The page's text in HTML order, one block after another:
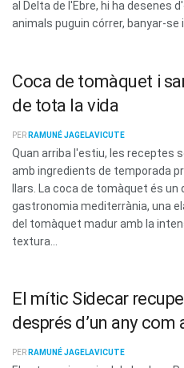
al Delta de l'Ebre, hi ha desenes
animals puguin córrer, banyar-se
Coca de tomàquet i
de tota la vida
PER RAMUNÉ JAGELAVICUTE
Quan arriba l'estiu, les receptes
amb ingredients de temporada
llars. La coca de tomàquet és
gastronomia mediterrània, una
del tomàquet madur amb la
textura...
El mític Sidecar
després d’un any com
PER RAMUNÉ JAGELAVICUTE